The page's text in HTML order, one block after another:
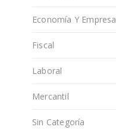
Economía Y Empresa
Fiscal
Laboral
Mercantil
Sin Categoría